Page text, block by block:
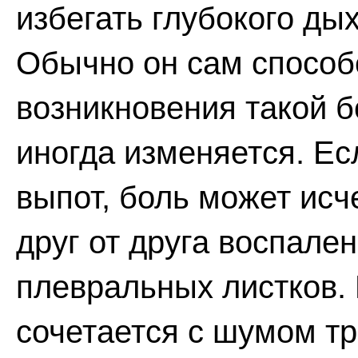
избегать глубокого
Обычно он сам
возникновения такой
иногда изменяется.
выпот, боль может
друг от друга
плевральных
сочетается с шумом